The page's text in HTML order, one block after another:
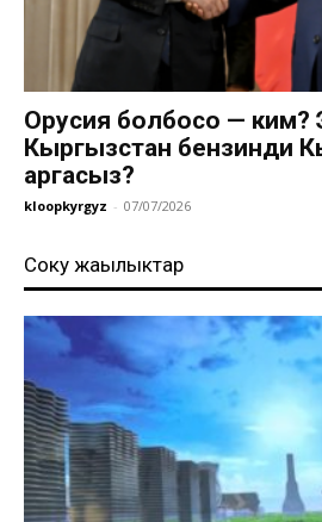
Орусия болбосо — ким?
Кыргызстан бензинди
аргасыз?
kloopkyrgyz - 07/07/2026
Соңку жаңылыктар